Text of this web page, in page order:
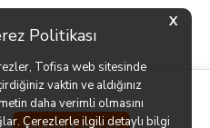
X
Politikası
Tofisa web sitesinde
vaktin ve aldığınız
daha verimli olmasını
Çerezlerle ilgili detaylı bilgi